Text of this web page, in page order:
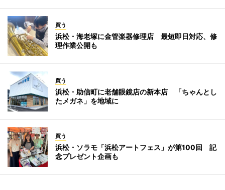
買う
浜松・海老塚に金管楽器修理店 最短即日対応、修
理作業公開も
買う
浜松・助信町に老舗眼鏡店の新本店 「ちゃんとし
たメガネ」を地域に
買う
浜松・ソラモ「浜松アートフェス」が第100回 記
念プレゼント企画も